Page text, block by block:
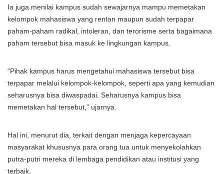
Ia juga menilai kampus sudah sewajarnya mampu memetakan
kelompok mahasiswa yang rentan maupun sudah terpapar
paham-paham radikal, intoleran, dan terorisme serta bagaimana
paham tersebut bisa masuk ke lingkungan kampus.
“Pihak kampus harus mengetahui mahasiswa tersebut bisa
terpapar melalui kelompok-kelompok, seperti apa yang kemudian
seharusnya bisa diwaspadai. Seharusnya kampus bisa
memetakan hal tersebut,” ujarnya.
Hal ini, menurut dia, terkait dengan menjaga kepercayaan
masyarakat khususnya para orang tua untuk menyekolahkan
putra-putri mereka di lembaga pendidikan atau institusi yang
terbaik.